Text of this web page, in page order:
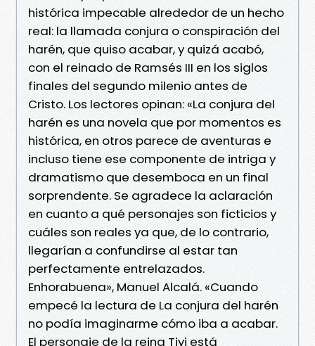
histórica impecable alrededor de un hecho
real: la llamada conjura o conspiración del
harén, que quiso acabar, y quizá acabó,
con el reinado de Ramsés III en los siglos
finales del segundo milenio antes de
Cristo. Los lectores opinan: «La conjura del
harén es una novela que por momentos es
histórica, en otros parece de aventuras e
incluso tiene ese componente de intriga y
dramatismo que desemboca en un final
sorprendente. Se agradece la aclaración
en cuanto a qué personajes son ficticios y
cuáles son reales ya que, de lo contrario,
llegarían a confundirse al estar tan
perfectamente entrelazados.
Enhorabuena», Manuel Alcalá. «Cuando
empecé la lectura de La conjura del harén
no podía imaginarme cómo iba a acabar.
El personaje de la reina Tiyi está